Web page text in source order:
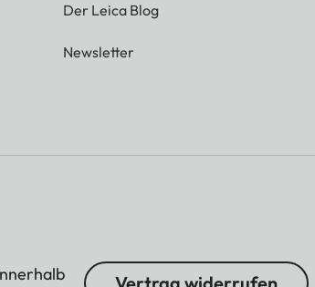
Der Leica Blog
Newsletter